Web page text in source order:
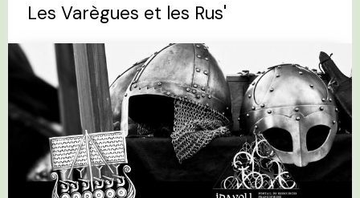
Les Varègues et les Rus'